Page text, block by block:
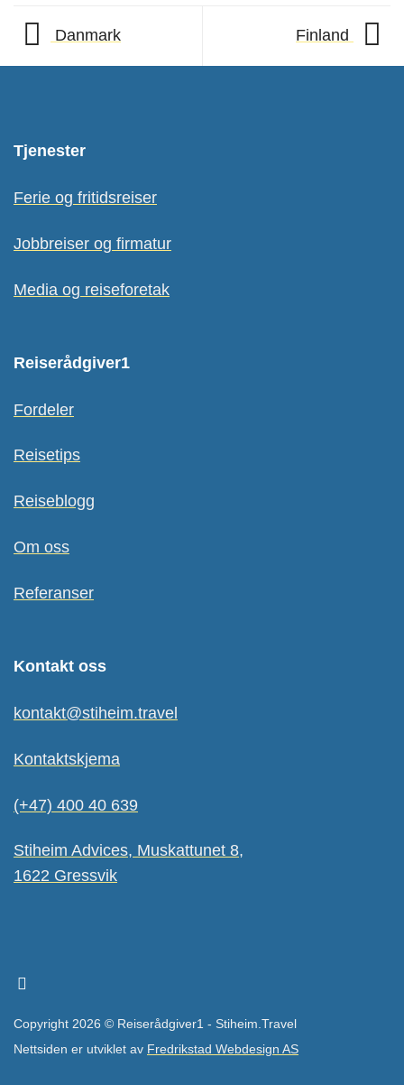
Danmark Finland
Tjenester
Ferie og fritidsreiser
Jobbreiser og firmatur
Media og reiseforetak
Reiserådgiver1
Fordeler
Reisetips
Reiseblogg
Om oss
Referanser
Kontakt oss
kontakt@stiheim.travel
Kontaktskjema
(+47) 400 40 639
Stiheim Advices, Muskattunet 8,
1622 Gressvik
Copyright 2026 © Reiserådgiver1 - Stiheim.Travel
Nettsiden er utviklet av Fredrikstad Webdesign AS